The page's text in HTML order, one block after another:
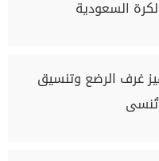
السعودية
غرف الرضع وتنسيق
تُنسى